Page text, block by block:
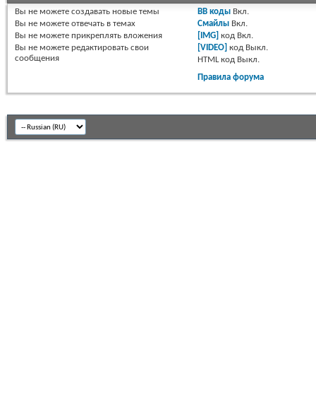
Вы не можете создавать новые темы
Вы не можете отвечать в темах
Вы не можете прикреплять вложения
Вы не можете редактировать свои
сообщения
BB коды Вкл.
Смайлы Вкл.
[IMG] код Вкл.
[VIDEO] код Выкл.
HTML код Выкл.
Правила форума